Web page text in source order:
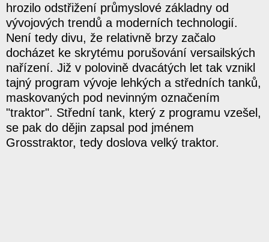
hrozilo odstřižení průmyslové základny od
vývojových trendů a moderních technologií.
Není tedy divu, že relativně brzy začalo
docházet ke skrytému porušování versailských
nařízení. Již v polovině dvacátých let tak vznikl
tajný program vývoje lehkých a středních tanků,
maskovaných pod nevinným označením
"traktor". Střední tank, který z programu vzešel,
se pak do dějin zapsal pod jménem
Grosstraktor, tedy doslova velký traktor.